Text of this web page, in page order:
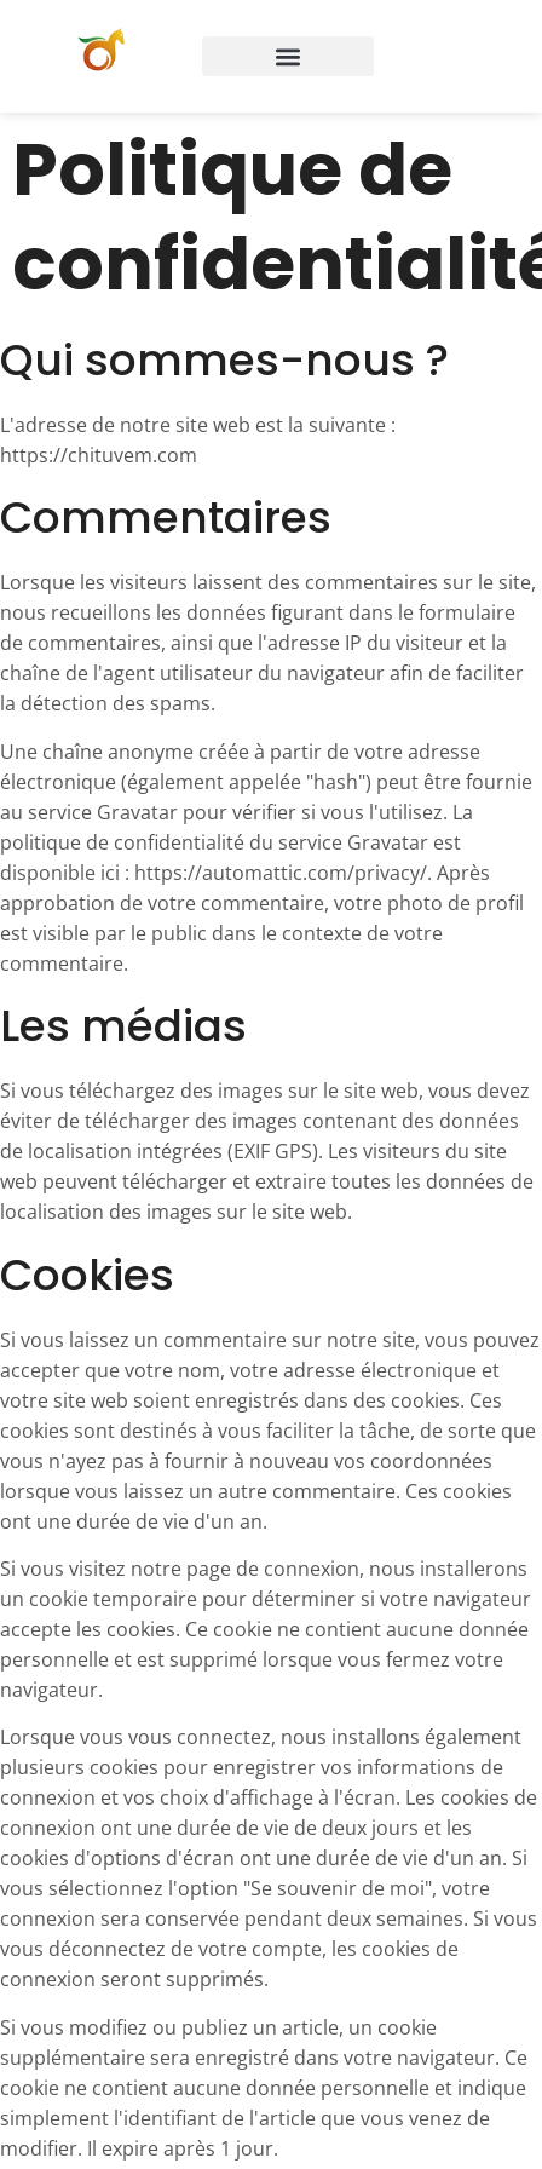
Politique de
Qui sommes-nous ?
L'adresse de notre site web est la suivante :
https://chituvem.com
Commentaires
Lorsque les visiteurs laissent des commentaires sur le site,
nous recueillons les données figurant dans le formulaire
de commentaires, ainsi que l'adresse IP du visiteur et la
chaîne de l'agent utilisateur du navigateur afin de faciliter
la détection des spams.
Une chaîne anonyme créée à partir de votre adresse
électronique (également appelée "hash") peut être fournie
au service Gravatar pour vérifier si vous l'utilisez. La
politique de confidentialité du service Gravatar est
disponible ici : https://automattic.com/privacy/. Après
approbation de votre commentaire, votre photo de profil
est visible par le public dans le contexte de votre
commentaire.
Les médias
Si vous téléchargez des images sur le site web, vous devez
éviter de télécharger des images contenant des données
de localisation intégrées (EXIF GPS). Les visiteurs du site
web peuvent télécharger et extraire toutes les données de
localisation des images sur le site web.
Cookies
Si vous laissez un commentaire sur notre site, vous pouvez
accepter que votre nom, votre adresse électronique et
votre site web soient enregistrés dans des cookies. Ces
cookies sont destinés à vous faciliter la tâche, de sorte que
vous n'ayez pas à fournir à nouveau vos coordonnées
lorsque vous laissez un autre commentaire. Ces cookies
ont une durée de vie d'un an.
Si vous visitez notre page de connexion, nous installerons
un cookie temporaire pour déterminer si votre navigateur
accepte les cookies. Ce cookie ne contient aucune donnée
personnelle et est supprimé lorsque vous fermez votre
navigateur.
Lorsque vous vous connectez, nous installons également
plusieurs cookies pour enregistrer vos informations de
connexion et vos choix d'affichage à l'écran. Les cookies de
connexion ont une durée de vie de deux jours et les
cookies d'options d'écran ont une durée de vie d'un an. Si
vous sélectionnez l'option "Se souvenir de moi", votre
connexion sera conservée pendant deux semaines. Si vous
vous déconnectez de votre compte, les cookies de
connexion seront supprimés.
Si vous modifiez ou publiez un article, un cookie
supplémentaire sera enregistré dans votre navigateur. Ce
cookie ne contient aucune donnée personnelle et indique
simplement l'identifiant de l'article que vous venez de
modifier. Il expire après 1 jour.